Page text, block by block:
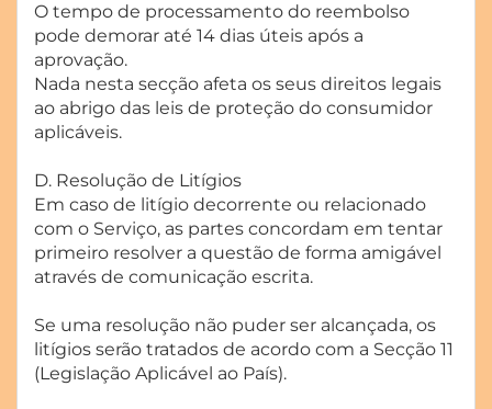
O tempo de processamento do reembolso
pode demorar até 14 dias úteis após a
aprovação.
Nada nesta secção afeta os seus direitos legais
ao abrigo das leis de proteção do consumidor
aplicáveis.
D. Resolução de Litígios
Em caso de litígio decorrente ou relacionado
com o Serviço, as partes concordam em tentar
primeiro resolver a questão de forma amigável
através de comunicação escrita.
Se uma resolução não puder ser alcançada, os
litígios serão tratados de acordo com a Secção 11
(Legislação Aplicável ao País).